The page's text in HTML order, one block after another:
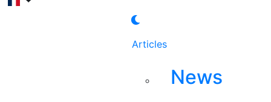
Articles
News